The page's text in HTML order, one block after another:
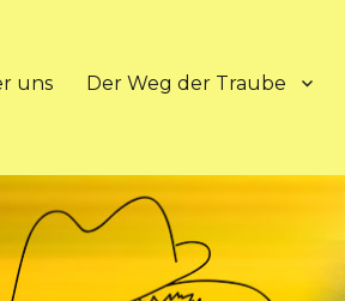
uns Der Weg der Traube